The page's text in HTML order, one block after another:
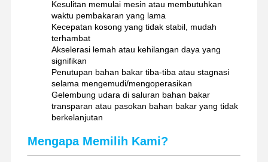
Kesulitan memulai mesin atau membutuhkan
waktu pembakaran yang lama
Kecepatan kosong yang tidak stabil, mudah
terhambat
Akselerasi lemah atau kehilangan daya yang
signifikan
Penutupan bahan bakar tiba-tiba atau stagnasi
selama mengemudi/mengoperasikan
Gelembung udara di saluran bahan bakar
transparan atau pasokan bahan bakar yang tidak
berkelanjutan
Mengapa Memilih Kami?